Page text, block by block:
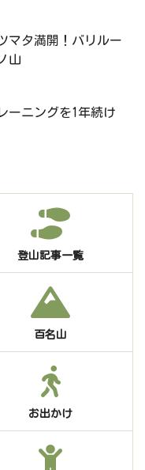
マタ満開！バリルー
山
ーニングを1年続け
登山記事一覧
百名山
お出かけ